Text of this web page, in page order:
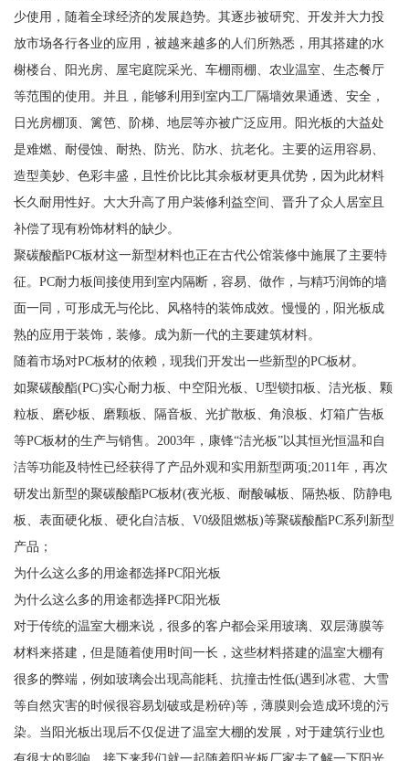
少使用，随着全球经济的发展趋势。其逐步被研究、开发并大力投
放市场各行各业的应用，被越来越多的人们所熟悉，用其搭建的水
榭楼台、阳光房、屋宅庭院采光、车棚雨棚、农业温室、生态餐厅
等范围的使用。并且，能够利用到室内工厂隔墙效果通透、安全，
日光房棚顶、篱笆、阶梯、地层等亦被广泛应用。阳光板的大益处
是难燃、耐侵蚀、耐热、防光、防水、抗老化。主要的运用容易、
造型美妙、色彩丰盛，且性价比比其余板材更具优势，因为此材料
长久耐用性好。大大升高了用户装修利益空间、晋升了众人居室且
补偿了现有粉饰材料的缺少。
聚碳酸酯PC板材这一新型材料也正在古代公馆装修中施展了主要特
征。PC耐力板间接使用到室内隔断，容易、做作，与精巧润饰的墙
面一同，可形成无与伦比、风格特的装饰成效。慢慢的，阳光板成
熟的应用于装饰，装修。成为新一代的主要建筑材料。
随着市场对PC板材的依赖，现我们开发出一些新型的PC板材。
如聚碳酸酯(PC)实心耐力板、中空阳光板、U型锁扣板、洁光板、颗
粒板、磨砂板、磨颗板、隔音板、光扩散板、角浪板、灯箱广告板
等PC板材的生产与销售。2003年，康锋“洁光板”以其恒光恒温和自
洁等功能及特性已经获得了产品外观和实用新型两项;2011年，再次
研发出新型的聚碳酸酯PC板材(夜光板、耐酸碱板、隔热板、防静电
板、表面硬化板、硬化自洁板、V0级阻燃板)等聚碳酸酯PC系列新型
产品；
为什么这么多的用途都选择PC阳光板
为什么这么多的用途都选择PC阳光板
对于传统的温室大棚来说，很多的客户都会采用玻璃、双层薄膜等
材料来搭建，但是随着使用时间一长，这些材料搭建的温室大棚有
很多的弊端，例如玻璃会出现高能耗、抗撞击性低(遇到冰雹、大雪
等自然灾害的时候很容易划破或是粉碎)等，薄膜则会造成环境的污
染。当阳光板出现后不仅促进了温室大棚的发展，对于建筑行业也